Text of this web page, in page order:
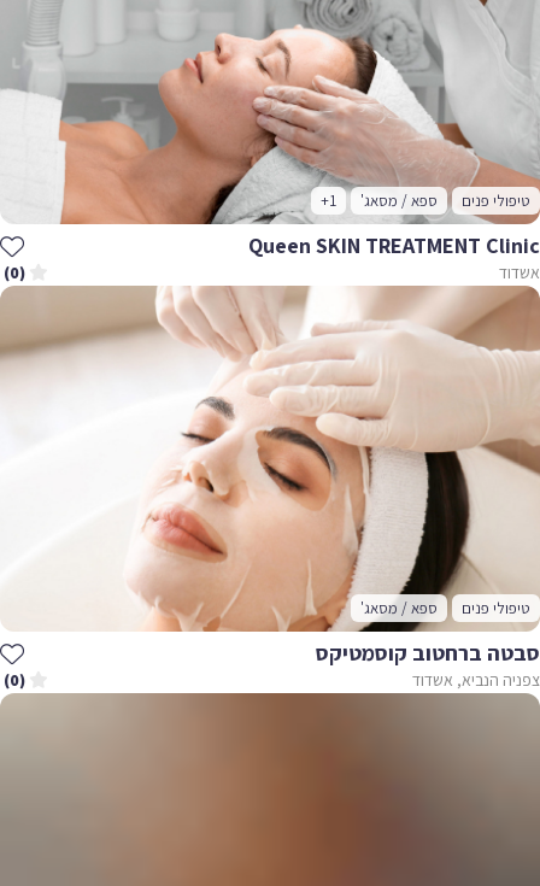
טיפולי פנים ספא / מסאג' +1
Queen SKIN TREATMENT Clinic
אשדוד (0)
טיפולי פנים ספא / מסאג'
סבטה ברחטוב קוסמטיקס
צפניה הנביא, אשדוד (0)